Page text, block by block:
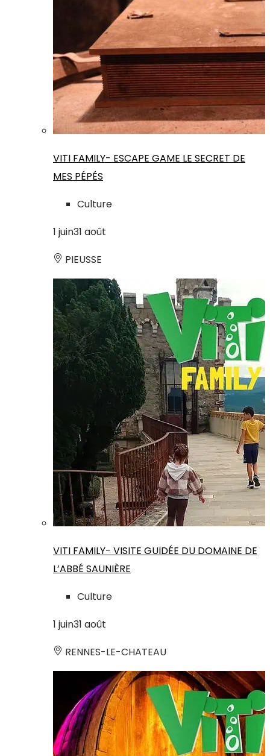
VITI FAMILY- ESCAPE GAME LE SECRET DE
MES PÉPÉS
Culture
1 juin31 août
PIEUSSE
VITI FAMILY- VISITE GUIDÉE DU DOMAINE DE
L’ABBÉ SAUNIÈRE
Culture
1 juin31 août
RENNES-LE-CHATEAU